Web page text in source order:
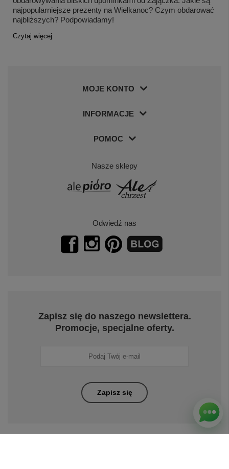
najpopularniejsze prezenty na Wielkanoc? Czym obdarować
najbliższych? Podpowiadamy!
Czytaj więcej
MOJE KONTO
INFORMACJE
POMOC
Nasze sklepy
Odwiedź nas
Zapisz się do naszego newslettera.
Promocje, specjalne oferty.
Zapisz się